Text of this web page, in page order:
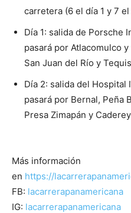
carretera (6 el día 1 y 7 el
Día 1: salida de Porsche
pasará por Atlacomulco
San Juan del Río y
Día 2: salida del
pasará por Bernal, Peña
Presa Zimapán y
Más información
en https://
FB: lacarrerapanamericana
IG: lacarrerapanamericana